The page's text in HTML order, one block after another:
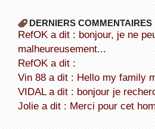
DERNIERS COMMENTAIRES
refOK a dit : bonjour, je ne peux
malheureusement...
refOK a dit :
Vin 88 a dit : Hello my family
VIDAL a dit : bonjour je
Jolie a dit : Merci pour cet